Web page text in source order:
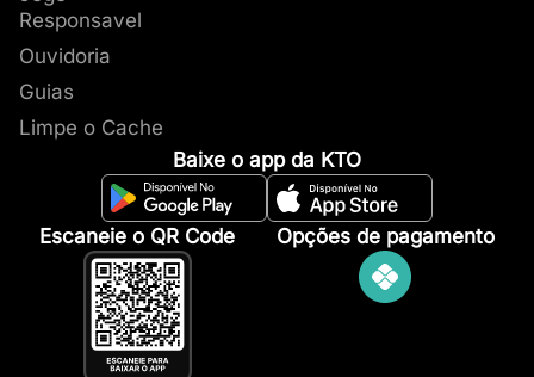
Responsavel
Ouvidoria
Guias
Limpe o Cache
Baixe o app da KTO
Escaneie o QR Code Opções de pagamento